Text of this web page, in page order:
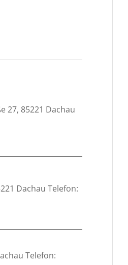
27, 85221 Dachau
Dachau Telefon:
Telefon: